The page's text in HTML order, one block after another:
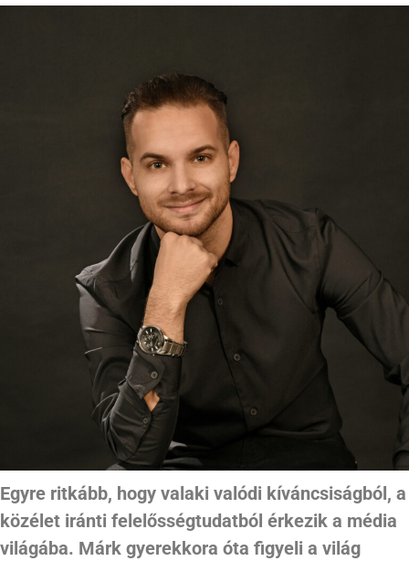
Egyre ritkább, hogy valaki valódi kíváncsiságból, a
közélet iránti felelősségtudatból érkezik a média
világába. Márk gyerekkora óta figyeli a világ